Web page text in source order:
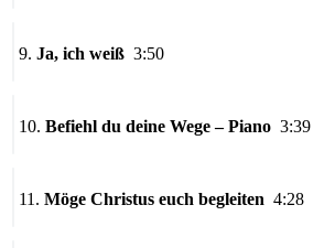
9. Ja, ich weiß 3:50
10. Befiehl du deine Wege – Piano 3:39
11. Möge Christus euch begleiten 4:28